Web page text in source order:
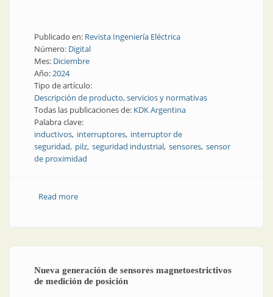
Publicado en: Revista Ingeniería Eléctrica
Número: Digital
Mes: Diciembre
Año:2024
Tipo de artículo:
Descripción de producto, servicios y normativas
Todas las publicaciones de: KDK Argentina
Palabra clave:
inductivos interruptores interruptor de
seguridad pilz seguridad industrial sensores sensor
de proximidad
Read moreabout Detección fiable y segura de la posición
Nueva generación de sensores magnetoestrictivos
de medición de posición